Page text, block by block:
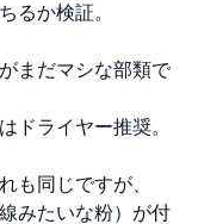
るか検証。
まだマシな部類で
ドライヤー推奨。
も同じですが、
みたいな粉）が付